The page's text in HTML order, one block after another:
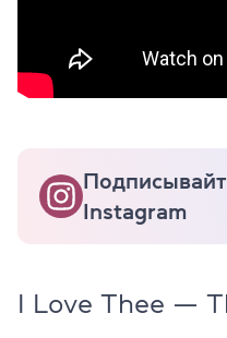
Instagram
I Love Thee —